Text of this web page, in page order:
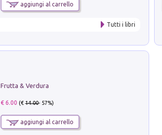
aggiungi al carrello
Tutti i libri
Frutta & Verdura
€ 6.00 (€14.00- 57%)
aggiungi al carrello